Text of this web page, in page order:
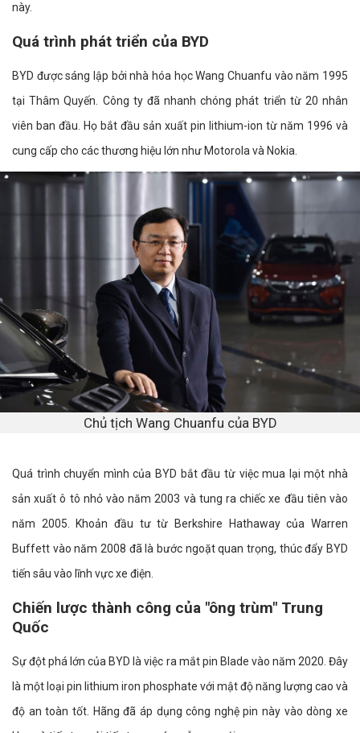
này.
Quá trình phát triển của BYD
BYD được sáng lập bởi nhà hóa học Wang Chuanfu vào năm 1995
tại Thâm Quyến. Công ty đã nhanh chóng phát triển từ 20 nhân
viên ban đầu. Họ bắt đầu sản xuất pin lithium-ion từ năm 1996 và
cung cấp cho các thương hiệu lớn như Motorola và Nokia.
Chủ tịch Wang Chuanfu của BYD
Quá trình chuyển mình của BYD bắt đầu từ việc mua lại một nhà
sản xuất ô tô nhỏ vào năm 2003 và tung ra chiếc xe đầu tiên vào
năm 2005. Khoản đầu tư từ Berkshire Hathaway của Warren
Buffett vào năm 2008 đã là bước ngoặt quan trọng, thúc đẩy BYD
tiến sâu vào lĩnh vực xe điện.
Chiến lược thành công của "ông trùm" Trung
Quốc
Sự đột phá lớn của BYD là việc ra mắt pin Blade vào năm 2020. Đây
là một loại pin lithium iron phosphate với mật độ năng lượng cao và
độ an toàn tốt. Hãng đã áp dụng công nghệ pin này vào dòng xe